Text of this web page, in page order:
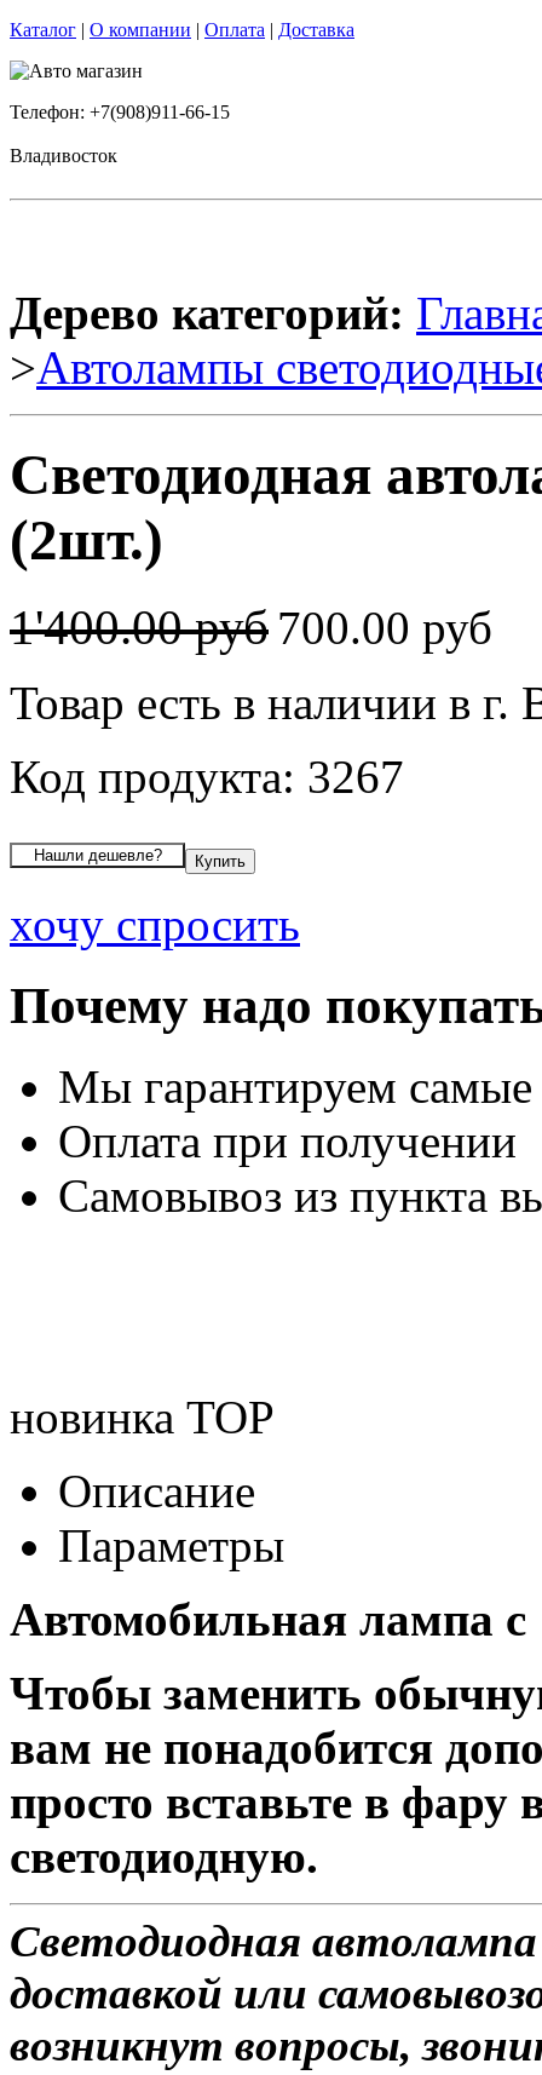
Каталог | О компании | Оплата | Доставка
Телефон: +7(908)911-66-15
Владивосток
Дерево категорий:
>Автолампы
Светодиодная
(2шт.)
1'400.00 руб 700.00 руб
Товар есть в наличии в г.
Код продукта: 3267
хочу спросить
Почему надо
Мы гарантируем
Оплата при получении
Самовывоз из пункта
новинка TOP
Описание
Параметры
Автомобильная лампа c
Чтобы заменить
вам не понадобится
просто вставьте в
светодиодную.
Светодиодная
доставкой или
возникнут вопросы,